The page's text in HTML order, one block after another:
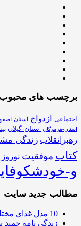
برچسب های محبوب
اجتماعی ازدواج استان-
استان-هرمزگان استان-گیلان
رهبرانقلاب زندگی
کتاب موفقیت نوروز
و-
مطالب جدید سایت
10 مدل غذای مختلف با سیب زمینی
زندگی نامه حمید